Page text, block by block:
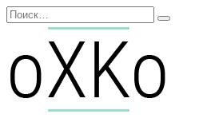
Перейти
к
содержанию
Search
for: